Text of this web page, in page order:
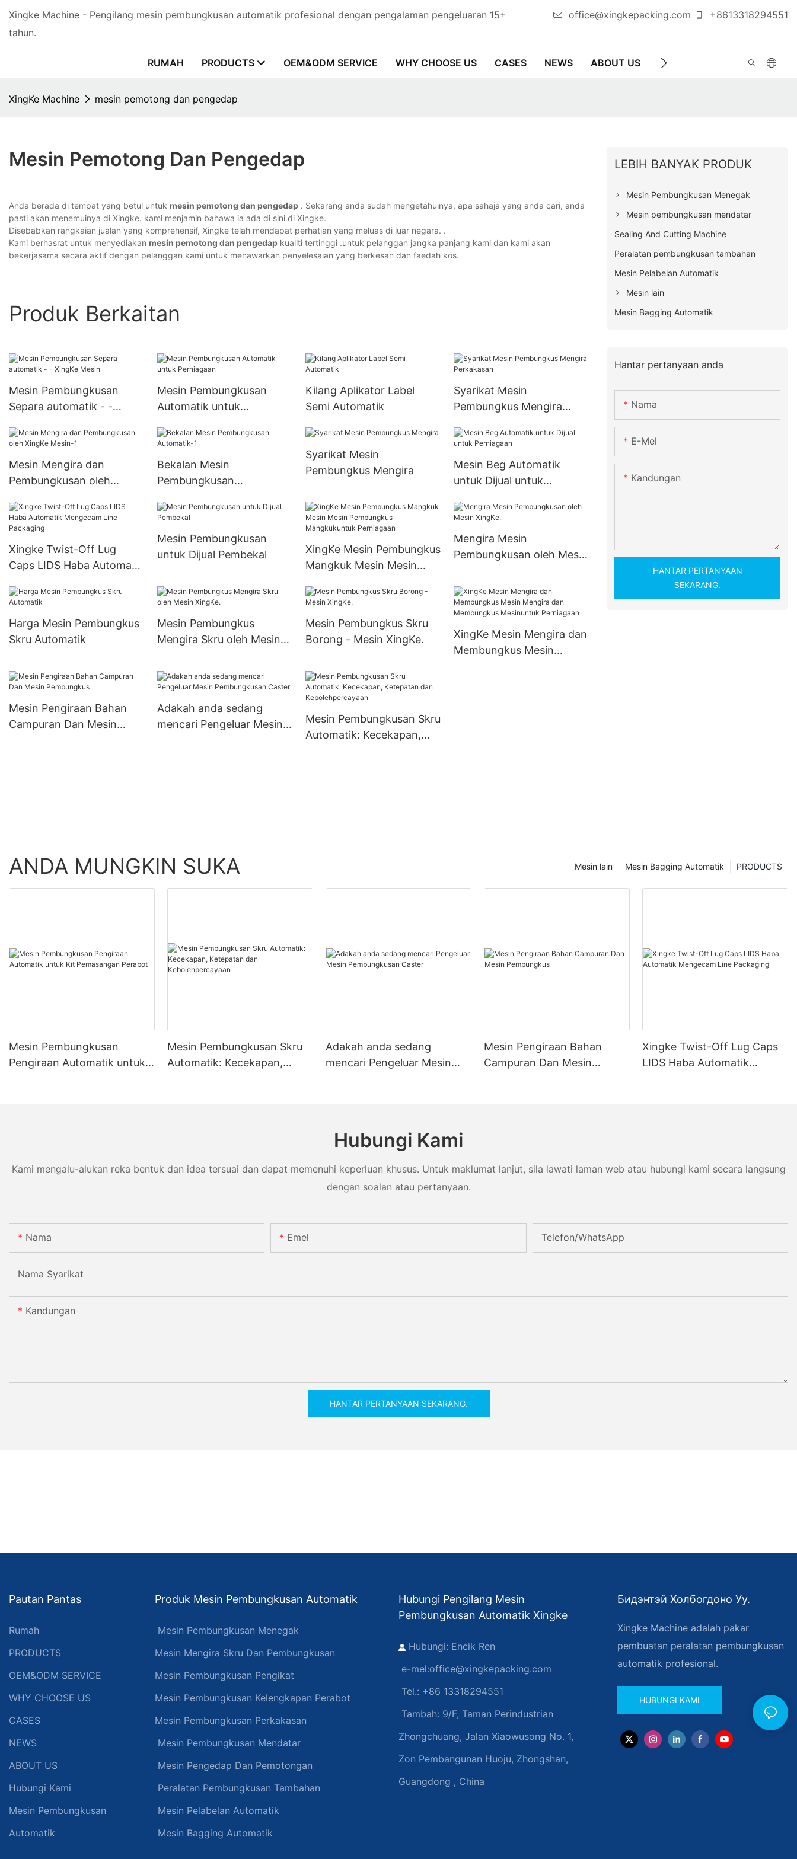
Xingke Machine - Pengilang mesin pembungkusan automatik profesional dengan pengalaman pengeluaran 15+
tahun.
office@xingkepacking.com +8613318294551
RUMAH PRODUCTS OEM&ODM SERVICE WHY CHOOSE US CASES NEWS ABOUT US HUBUNGI KAMI MESIN
XingKe Machine mesin pemotong dan pengedap
Mesin Pemotong Dan Pengedap
Anda berada di tempat yang betul untuk mesin pemotong dan pengedap . Sekarang anda sudah mengetahuinya, apa sahaja yang anda cari, anda
pasti akan menemuinya di Xingke. kami menjamin bahawa ia ada di sini di Xingke.
Disebabkan rangkaian jualan yang komprehensif, Xingke telah mendapat perhatian yang meluas di luar negara. .
Kami berhasrat untuk menyediakan mesin pemotong dan pengedap kualiti tertinggi .untuk pelanggan jangka panjang kami dan kami akan
bekerjasama secara aktif dengan pelanggan kami untuk menawarkan penyelesaian yang berkesan dan faedah kos.
Produk Berkaitan
Mesin Pembungkusan
Separa automatik - -
Mesin Pembungkusan
Automatik untuk
Kilang Aplikator Label
Semi Automatik
Syarikat Mesin
Pembungkus Mengira
Mesin Mengira dan
Pembungkusan oleh
Bekalan Mesin
Pembungkusan
Syarikat Mesin
Pembungkus Mengira
Mesin Beg Automatik
untuk Dijual untuk
Xingke Twist-Off Lug
Caps LIDS Haba Automatik
Mesin Pembungkusan
untuk Dijual Pembekal
XingKe Mesin Pembungkus
Mangkuk Mesin Mesin
Mangkukuntuk Perniagaan
Mengira Mesin
Pembungkusan oleh Mesin
Harga Mesin Pembungkus
Skru Automatik
Mesin Pembungkus
Mengira Skru oleh Mesin
Mesin Pembungkus Skru
Borong - Mesin XingKe.
XingKe Mesin Mengira dan
Membungkus Mesin
Mesin Pengiraan Bahan
Campuran Dan Mesin
Adakah anda sedang
mencari Pengeluar Mesin
Mesin Pembungkusan Skru
Automatik: Kecekapan,
LEBIH BANYAK PRODUK
Mesin Pembungkusan Menegak
Mesin pembungkusan mendatar
Sealing And Cutting Machine
Peralatan pembungkusan tambahan
Mesin Pelabelan Automatik
Mesin lain
Mesin Bagging Automatik
Hantar pertanyaan anda
Nama
E-Mel
Kandungan
HANTAR PERTANYAAN
SEKARANG.
ANDA MUNGKIN SUKA PRODUCTS
Mesin Bagging Automatik
Mesin lain
Mesin Pembungkusan
Pengiraan Automatik untuk
Mesin Pembungkusan Skru
Automatik: Kecekapan,
Adakah anda sedang
mencari Pengeluar Mesin
Mesin Pengiraan Bahan
Campuran Dan Mesin
Xingke Twist-Off Lug Caps
LIDS Haba Automatik
Hubungi Kami
Kami mengalu-alukan reka bentuk dan idea tersuai dan dapat memenuhi keperluan khusus. Untuk maklumat lanjut, sila lawati laman web atau hubungi kami secara langsung
dengan soalan atau pertanyaan.
Nama Emel Telefon/WhatsApp
Nama Syarikat
Kandungan
HANTAR PERTANYAAN SEKARANG.
Pautan Pantas
Rumah
PRODUCTS
OEM&ODM SERVICE
WHY CHOOSE US
CASES
NEWS
ABOUT US
Hubungi Kami
Mesin Pembungkusan
Automatik
Produk Mesin Pembungkusan Automatik
Mesin Pembungkusan Menegak
Mesin Mengira Skru Dan Pembungkusan
Mesin Pembungkusan Pengikat
Mesin Pembungkusan Kelengkapan Perabot
Mesin Pembungkusan Perkakasan
Mesin Pembungkusan Mendatar
Mesin Pengedap Dan Pemotongan
Peralatan Pembungkusan Tambahan
Mesin Pelabelan Automatik
Mesin Bagging Automatik
Hubungi Pengilang Mesin
Pembungkusan Automatik Xingke
Hubungi: Encik Ren
e-mel:office@xingkepacking.com
Tel.: +86 13318294551
Tambah: 9/F, Taman Perindustrian
Zhongchuang, Jalan Xiaowusong No. 1,
Zon Pembangunan Huoju, Zhongshan,
Guangdong , China
Бидэнтэй Холбогдоно Уу.
Xingke Machine adalah pakar
pembuatan peralatan pembungkusan
automatik profesional.
HUBUNGI KAMI